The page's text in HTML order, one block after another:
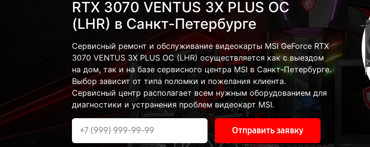
RTX 3070 VENTUS 3X PLUS OC
(LHR) в Санкт-Петербурге
Сервисный ремонт и обслуживание видеокарты MSI GeForce RTX
3070 VENTUS 3X PLUS OC (LHR) осуществляется как с выездом
на дом, так и на базе сервисного центра MSI в Санкт-Петербурге.
Выбор зависит от типа поломки и пожелания клиента.
Сервисный центр располагает всем нужным оборудованием для
диагностики и устранения проблем видеокарт MSI.
Отправить заявку